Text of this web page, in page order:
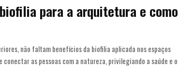
para a arquitetura e como
não faltam benefícios da biofilia aplicada nos espaços
as pessoas com a natureza, privilegiando a saúde e o